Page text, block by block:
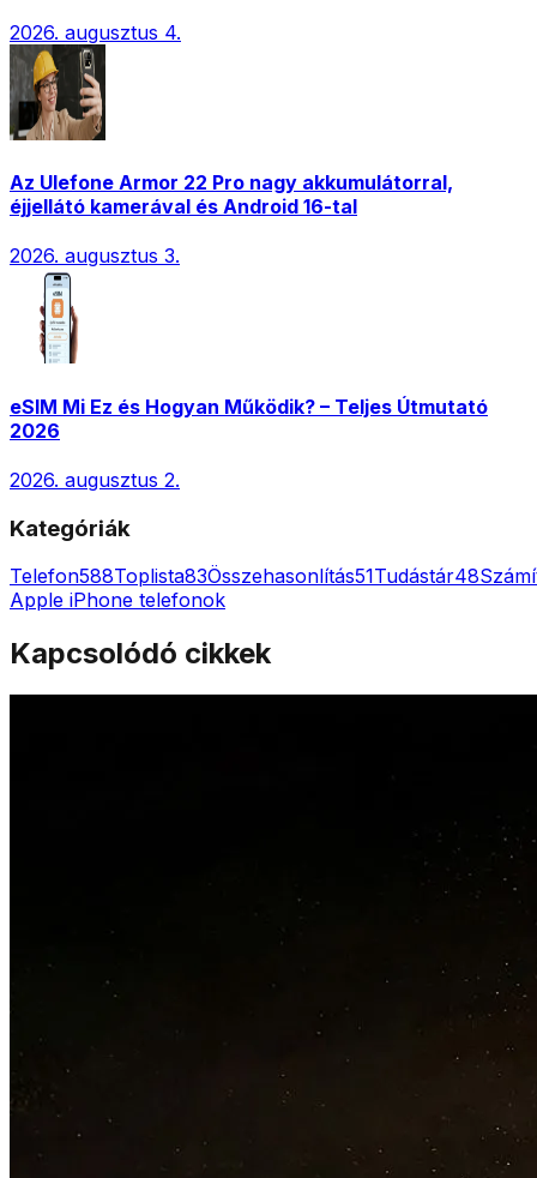
2026. augusztus 4.
Az Ulefone Armor 22 Pro nagy akkumulátorral,
éjjellátó kamerával és Android 16-tal
2026. augusztus 3.
eSIM Mi Ez és Hogyan Működik? – Teljes Útmutató
2026
2026. augusztus 2.
Kategóriák
Telefon588Toplista83Összehasonlítás51Tudástár48
Apple iPhone telefonok
Kapcsolódó cikkek